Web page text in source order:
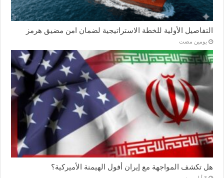
التفاصيل الأولية للخطة الاستراتيجية لضمان امن مضيق هرمز
‏يومين مضت
هل تكشف المواجهة مع إيران أفول الهيمنة الأميركية؟